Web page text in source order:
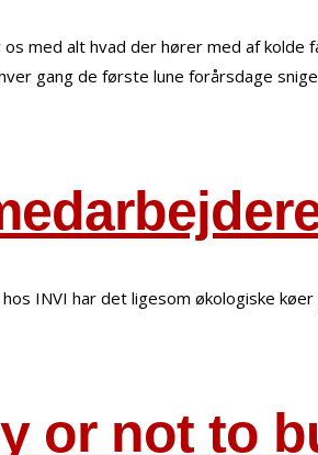
os med alt hvad der hører med af
gang de første lune forårsdage
INVI har det ligesom økologiske køer
or not to